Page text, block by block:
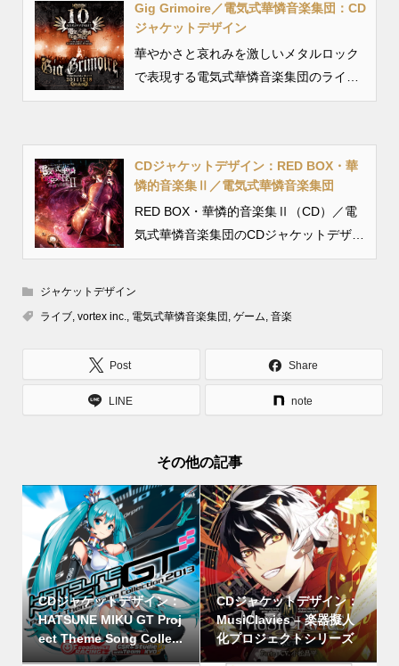
Gig Grimoire／電気式華憐音楽集団：CD
ジャケットデザイン
華やかさと哀れみを激しいメタルロック
で表現する電気式華憐音楽集団のライブ
アルバム。聴く者の心をざわつかせるサ
質感を使って表現。 ＜制作デザイン＞ ●
ジャケッ...
CDジャケットデザイン：RED BOX・華
憐的音楽集Ⅱ／電気式華憐音楽集団
RED BOX・華憐的音楽集Ⅱ（CD）／電
気式華憐音楽集団のCDジャケットデザイ
ン一式。戦場の中のようなメタル的激し
ジャケットデザイン
ライブ, vortex inc., 電気式華憐音楽集団 , ゲーム, 音楽
Post Share
LINE note
その他の記事
CDジャケットデザイン：
HATSUNE MIKU GT Proj
ect Theme Song Colle...
CDジャケットデザイン：
MusiClavies – 楽器擬人
化プロジェクトシリーズ